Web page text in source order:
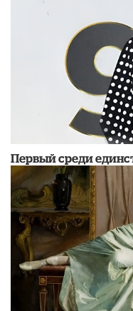
Первый среди